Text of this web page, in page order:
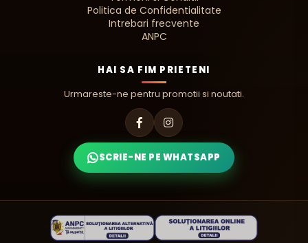
PIZZA ADAUGATA! 🍕
Completeaza comanda — sos, topping sau bautura
Politica de Confidentialitate
Intrebari frecvente
ANPC
HAI SA FIM PRIETENI
Urmareste-ne pentru promotii si noutati.
SCRIE-NE PE WHATSAPP